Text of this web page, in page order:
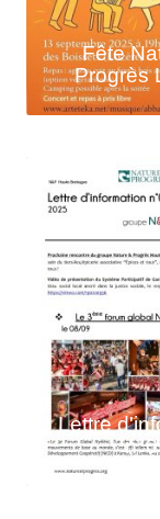
Fête
Progrès
Lettre